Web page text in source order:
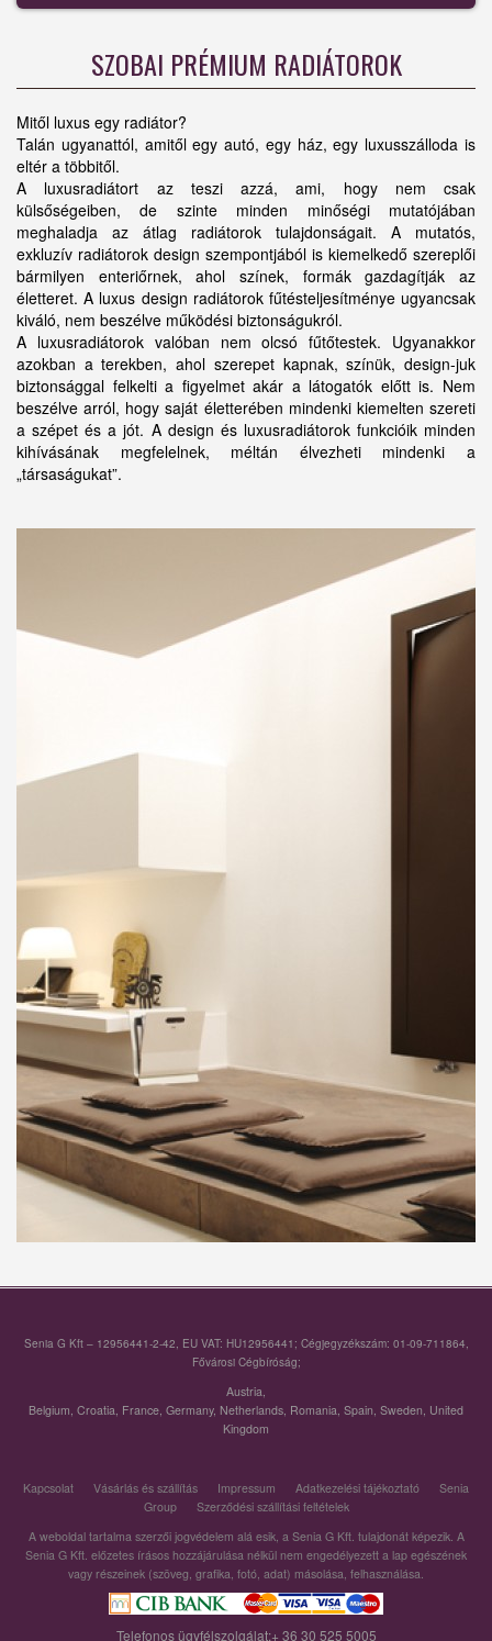
SZOBAI PRÉMIUM RADIÁTOROK
Mitől luxus egy radiátor?
Talán ugyanattól, amitől egy autó, egy ház, egy luxusszálloda is
eltér a többitől.
A luxusradiátort az teszi azzá, ami, hogy nem csak
külsőségeiben, de szinte minden minőségi mutatójában
meghaladja az átlag radiátorok tulajdonságait. A mutatós,
exkluzív radiátorok design szempontjából is kiemelkedő szereplői
bármilyen enteriőrnek, ahol színek, formák gazdagítják az
életteret. A luxus design radiátorok fűtésteljesítménye ugyancsak
kiváló, nem beszélve működési biztonságukról.
A luxusradiátorok valóban nem olcsó fűtőtestek. Ugyanakkor
azokban a terekben, ahol szerepet kapnak, színük, design-juk
biztonsággal felkelti a figyelmet akár a látogatók előtt is. Nem
beszélve arról, hogy saját életterében mindenki kiemelten szereti
a szépet és a jót. A design és luxusradiátorok funkcióik minden
kihívásának megfelelnek, méltán élvezheti mindenki a
„társaságukat”.
Senia G Kft – 12956441-2-42, EU VAT: HU12956441; Cégjegyzékszám: 01-09-711864,
Fővárosi Cégbíróság;
Austria,
Belgium, Croatia, France, Germany, Netherlands, Romania, Spain, Sweden, United
Kingdom
Kapcsolat Vásárlás és szállítás Impressum Adatkezelési tájékoztató
Senia
Group
Szerződési szállítási feltételek
A weboldal tartalma szerzői jogvédelem alá esik, a Senia G Kft. tulajdonát képezik. A
Senia G Kft. előzetes írásos hozzájárulása nélkül nem engedélyezett a lap egészének
vagy részeinek (szöveg, grafika, fotó, adat) másolása, felhasználása.
Telefonos ügyfélszolgálat:+ 36 30 525 5005